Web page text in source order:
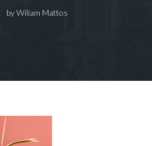
byWiliam Mattos